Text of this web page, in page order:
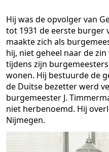
Hij was de opvolger van
tot 1931 de eerste burger
maakte zich als
hij, niet geheel naar de
tijdens zijn
wonen. Hij bestuurde de
de Duitse bezetter werd
burgemeester J.
niet herbenoemd. Hij
Nijmegen.